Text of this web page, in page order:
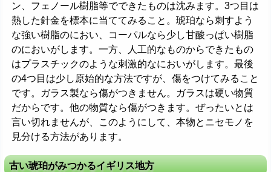
ン、フェノール樹脂等でできたものは沈みます。3つ目は
熱した針金を標本に当ててみること。琥珀なら刺すよう
な強い樹脂のにおい、コーパルなら少し甘酸っぱい樹脂
のにおいがします。一方、人工的なものからできたもの
はプラスチックのような刺激的なにおいがします。最後
の4つ目は少し原始的な方法ですが、傷をつけてみること
です。ガラス製なら傷がつきません。ガラスは硬い物質
だからです。他の物質なら傷がつきます。ぜったいとは
言い切れませんが、このようにして、本物とニセモノを
見分ける方法があります。
古い琥珀がみつかるイギリス地方